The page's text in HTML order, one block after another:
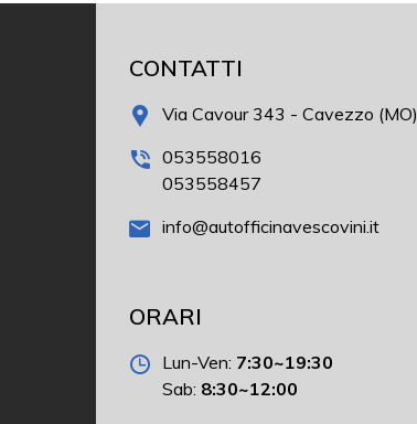
CONTATTI
Via Cavour 343 - Cavezzo (MO)
053558016
053558457
info@autofficinavescovini.it
ORARI
Lun-Ven: 7:30~19:30
Sab: 8:30~12:00